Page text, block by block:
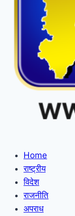
Home
राष्ट्रीय
विदेश
राजनीति
अपराध